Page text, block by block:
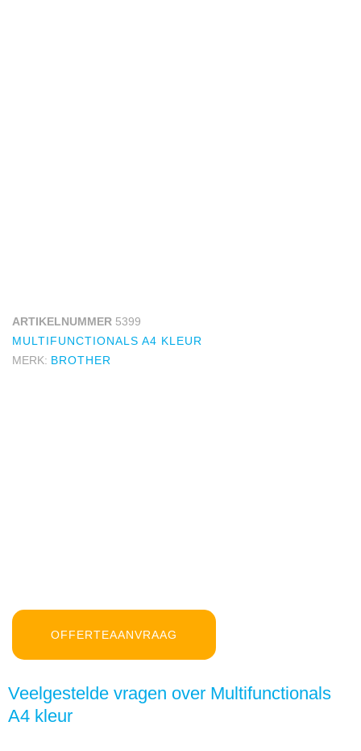
ARTIKELNUMMER 5399
MULTIFUNCTIONALS A4 KLEUR
MERK: BROTHER
OFFERTEAANVRAAG
Veelgestelde vragen over Multifunctionals
A4 kleur